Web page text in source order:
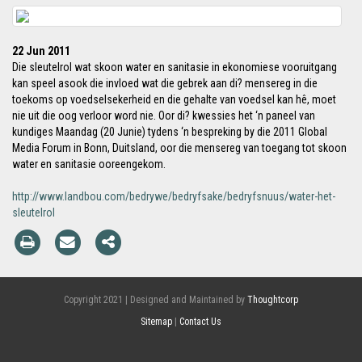
22 Jun 2011
Die sleutelrol wat skoon water en sanitasie in ekonomiese vooruitgang
kan speel asook die invloed wat die gebrek aan di? mensereg in die
toekoms op voedselsekerheid en die gehalte van voedsel kan hê, moet
nie uit die oog verloor word nie. Oor di? kwessies het ‘n paneel van
kundiges Maandag (20 Junie) tydens ‘n bespreking by die 2011 Global
Media Forum in Bonn, Duitsland, oor die mensereg van toegang tot skoon
water en sanitasie ooreengekom.
http://www.landbou.com/bedrywe/bedryfsake/bedryfsnuus/water-het-
sleutelrol
Copyright 2021 | Designed and Maintained by Thoughtcorp
Sitemap
Contact Us